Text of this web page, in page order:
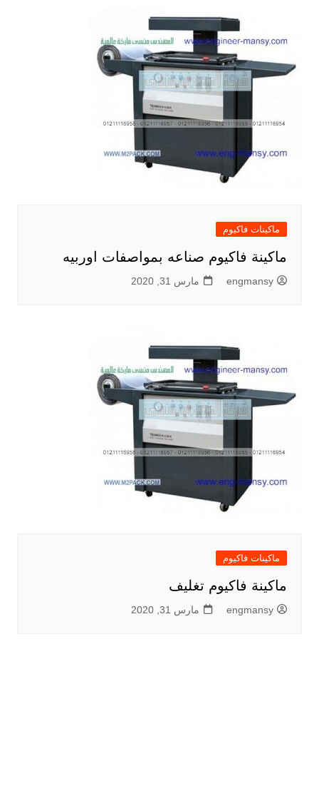
ماكينات فاكيوم
ماكينة فاكيوم صناعه بمواصفات اوربيه
engmansy مارس 31, 2020
ماكينات فاكيوم
ماكينة فاكيوم تغليف
engmansy مارس 31, 2020